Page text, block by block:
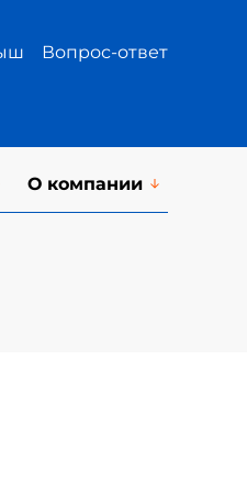
Вопрос-ответ
О компании